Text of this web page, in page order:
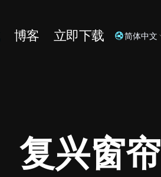
博客 立即下载 简体中文
复兴窗帘